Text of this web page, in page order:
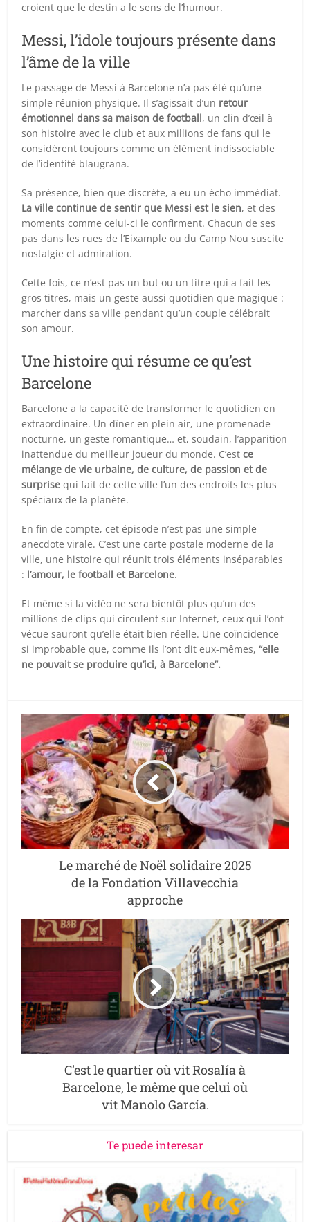
croient que le destin a le sens de l’humour.
Messi, l’idole toujours présente dans
l’âme de la ville
Le passage de Messi à Barcelone n’a pas été qu’une
simple réunion physique. Il s’agissait d’un retour
émotionnel dans sa maison de football, un clin d’œil à
son histoire avec le club et aux millions de fans qui le
considèrent toujours comme un élément indissociable
de l’identité blaugrana.
Sa présence, bien que discrète, a eu un écho immédiat.
La ville continue de sentir que Messi est le sien, et des
moments comme celui-ci le confirment. Chacun de ses
pas dans les rues de l’Eixample ou du Camp Nou suscite
nostalgie et admiration.
Cette fois, ce n’est pas un but ou un titre qui a fait les
gros titres, mais un geste aussi quotidien que magique :
marcher dans sa ville pendant qu’un couple célébrait
son amour.
Une histoire qui résume ce qu’est
Barcelone
Barcelone a la capacité de transformer le quotidien en
extraordinaire. Un dîner en plein air, une promenade
nocturne, un geste romantique… et, soudain, l’apparition
inattendue du meilleur joueur du monde. C’estce
mélange de vie urbaine, de culture, de passion et de
surprise qui fait de cette ville l’un des endroits les plus
spéciaux de la planète.
En fin de compte, cet épisode n’est pas une simple
anecdote virale. C’est une carte postale moderne de la
ville, une histoire qui réunit trois éléments inséparables
: l’amour, le football et Barcelone.
Et même si la vidéo ne sera bientôt plus qu’un des
millions de clips qui circulent sur Internet, ceux qui l’ont
vécue sauront qu’elle était bien réelle. Une coïncidence
si improbable que, comme ils l’ont dit eux-mêmes,“elle
ne pouvait se produire qu’ici, à Barcelone”.
Le marché de Noël solidaire 2025
de la Fondation Villavecchia
approche
C’est le quartier où vit Rosalía à
Barcelone, le même que celui où
vit Manolo García.
Te puede interesar